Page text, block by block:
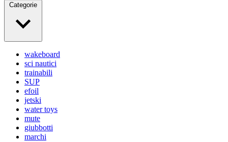
Categorie
wakeboard
sci nautici
trainabili
SUP
efoil
jetski
water toys
mute
giubbotti
marchi